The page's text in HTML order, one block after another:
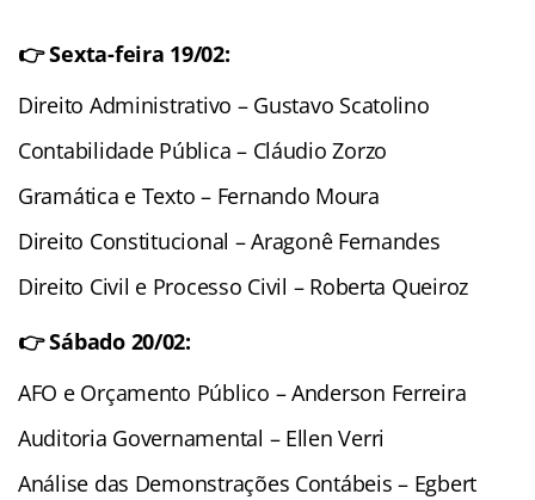
👉 Sexta-feira 19/02:
Direito Administrativo – Gustavo Scatolino
Contabilidade Pública – Cláudio Zorzo
Gramática e Texto – Fernando Moura
Direito Constitucional – Aragonê Fernandes
Direito Civil e Processo Civil – Roberta Queiroz
👉 Sábado 20/02:
AFO e Orçamento Público – Anderson Ferreira
Auditoria Governamental – Ellen Verri
Análise das Demonstrações Contábeis – Egbert